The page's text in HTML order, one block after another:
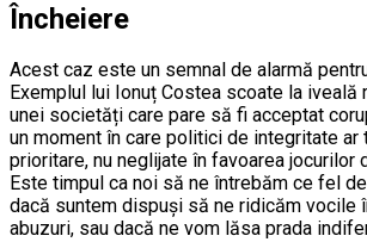
Încheiere
Acest caz este un semnal de alarmă
Exemplul lui Ionuț Costea scoate la iveală
unei societăți care pare să fi acceptat
un moment în care politici de integritate ar
prioritare, nu neglijate în favoarea jocurilor
Este timpul ca noi să ne întrebăm ce fel
dacă suntem dispuși să ne ridicăm vocile
abuzuri, sau dacă ne vom lăsa prada